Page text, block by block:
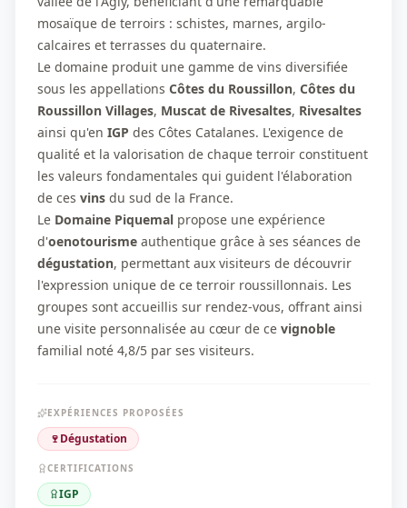
mosaïque de terroirs : schistes, marnes, argilo-
calcaires et terrasses du quaternaire.
Le domaine produit une gamme de vins diversifiée
sous les appellations Côtes du Roussillon, Côtes du
Roussillon Villages, Muscat de Rivesaltes, Rivesaltes
ainsi qu'en IGP des Côtes Catalanes. L'exigence de
qualité et la valorisation de chaque terroir constituent
les valeurs fondamentales qui guident l'élaboration
de ces vins du sud de la France.
Le Domaine Piquemal propose une expérience
d'oenotourisme authentique grâce à ses séances de
dégustation, permettant aux visiteurs de découvrir
l'expression unique de ce terroir roussillonnais. Les
groupes sont accueillis sur rendez-vous, offrant ainsi
une visite personnalisée au cœur de ce vignoble
familial noté 4,8/5 par ses visiteurs.
EXPÉRIENCES PROPOSÉES
🍷Dégustation
CERTIFICATIONS
IGP